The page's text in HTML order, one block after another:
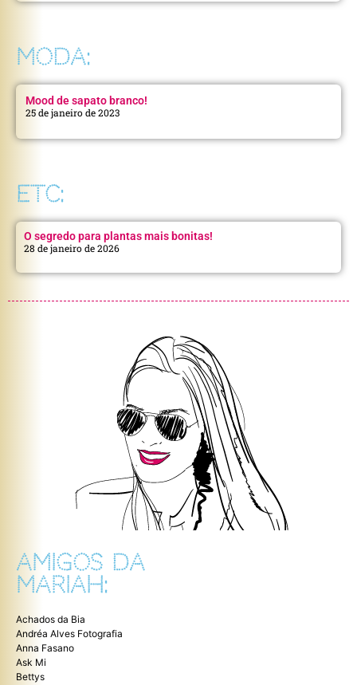
MODA:
Mood de sapato branco!
25 de janeiro de 2023
ETC:
O segredo para plantas mais bonitas!
28 de janeiro de 2026
AMIGOS DA
MARIAH:
Achados da Bia
Andréa Alves Fotografia
Anna Fasano
Ask Mi
Bettys